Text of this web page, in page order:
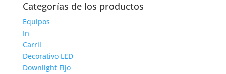
Categorías de los productos
Equipos
In
Carril
Decorativo LED
Downlight Fijo